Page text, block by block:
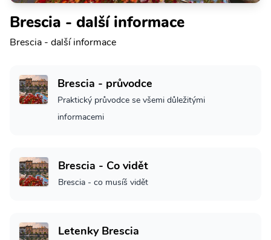
Brescia - další informace
Brescia - další informace
Brescia - průvodce
Praktický průvodce se všemi důležitými
informacemi
Brescia - Co vidět
Brescia - co musíš vidět
Letenky Brescia